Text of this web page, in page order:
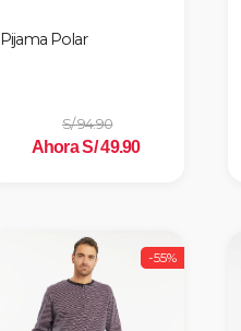
Pijama Polar
S/ 94.90
Ahora S/ 49.90
-55%